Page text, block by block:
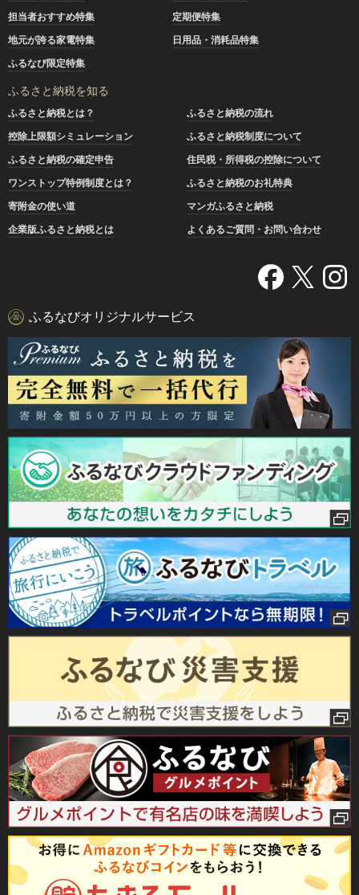
担当者おすすめ特集
定期便特集
地元が誇る家電特集
日用品・消耗品特集
ふるなび限定特集
ふるさと納税を知る
ふるさと納税とは？
ふるさと納税の流れ
控除上限額シミュレーション
ふるさと納税制度について
ふるさと納税の確定申告
住民税・所得税の控除について
ワンストップ特例制度とは？
ふるさと納税のお礼特典
寄附金の使い道
マンガふるさと納税
企業版ふるさと納税とは
よくあるご質問・お問い合わせ
ふるなびオリジナルサービス